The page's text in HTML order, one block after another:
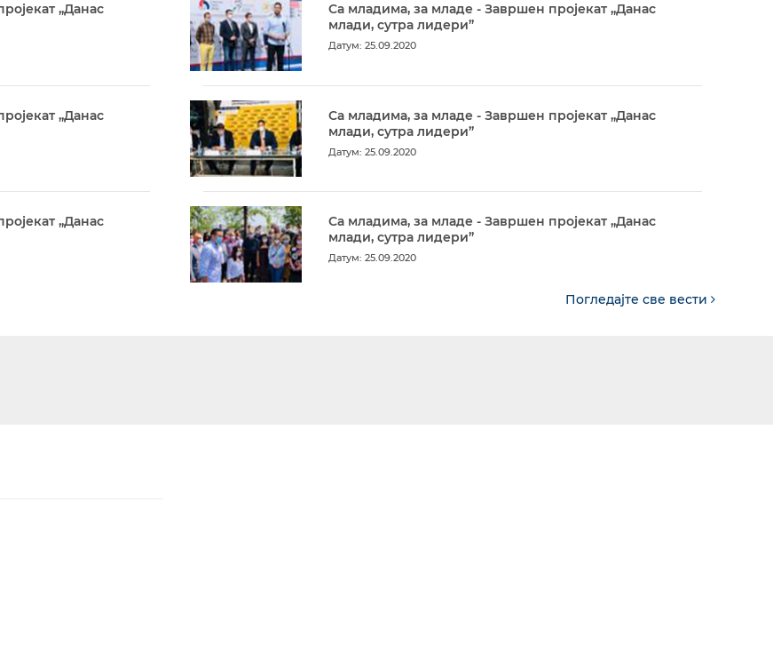
„Данас
„Данас
„Данас
Са младима, за младе - Завршен пројекат „Данас
млади, сутра лидери”
Датум: 25.09.2020
Са младима, за младе - Завршен пројекат „Данас
млади, сутра лидери”
Датум: 25.09.2020
Са младима, за младе - Завршен пројекат „Данас
млади, сутра лидери”
Датум: 25.09.2020
Погледајте све вести